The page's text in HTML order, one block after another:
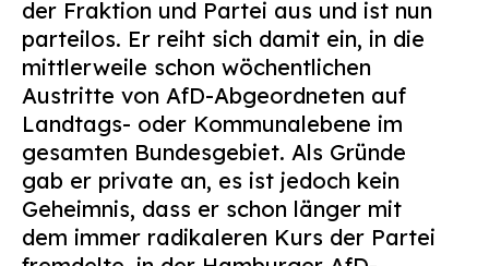
Über Uns
Infos & Broschüren
Archiv
Kontakt
Suchen
nach:
der Fraktion und Partei aus und ist nun
parteilos. Er reiht sich damit ein, in die
mittlerweile schon wöchentlichen
Austritte von AfD-Abgeordneten auf
Landtags- oder Kommunalebene im
gesamten Bundesgebiet. Als Gründe
gab er private an, es ist jedoch kein
Geheimnis, dass er schon länger mit
dem immer radikaleren Kurs der Partei